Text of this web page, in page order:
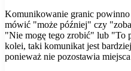
Komunikowanie granic
mówić "może później" czy
"Nie mogę tego zrobić" lub "To
kolei, taki komunikat jest
ponieważ nie pozostawia